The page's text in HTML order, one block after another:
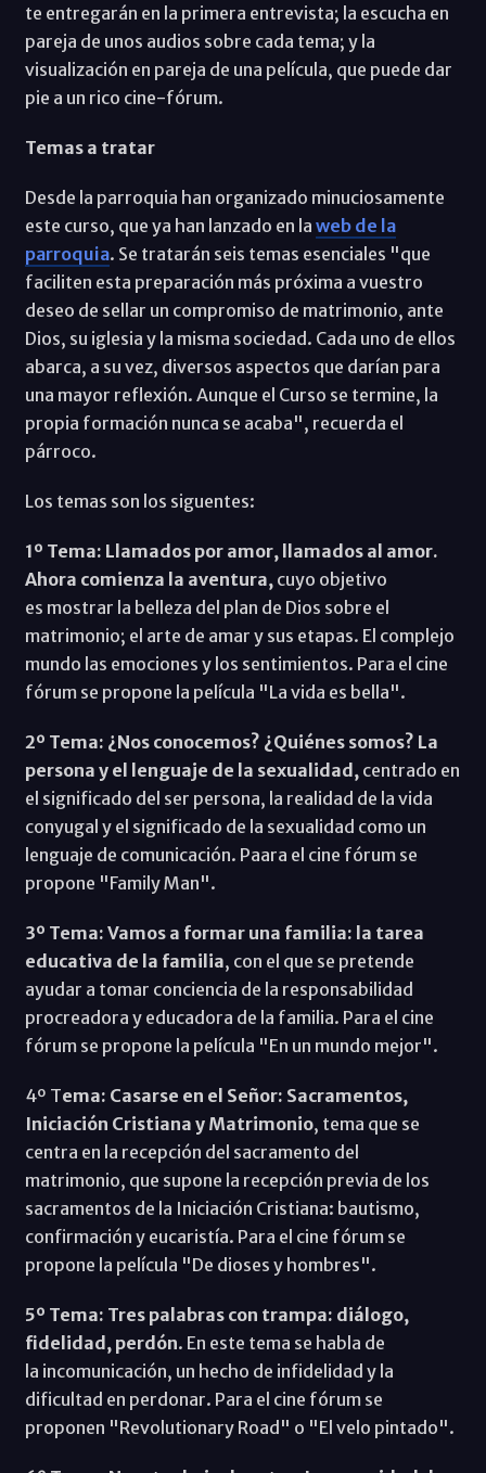
te entregarán en la primera entrevista; la escucha en
pareja de unos audios sobre cada tema; y la
visualización en pareja de una película, que puede dar
pie a un rico cine-fórum.
Temas a tratar
Desde la parroquia han organizado minuciosamente
este curso, que ya han lanzado en la web de la
parroquia. Se tratarán seis temas esenciales "que
faciliten esta preparación más próxima a vuestro
deseo de sellar un compromiso de matrimonio, ante
Dios, su iglesia y la misma sociedad. Cada uno de ellos
abarca, a su vez, diversos aspectos que darían para
una mayor reflexión. Aunque el Curso se termine, la
propia formación nunca se acaba", recuerda el
párroco.
Los temas son los siguentes:
1º Tema: Llamados por amor, llamados al amor.
Ahora comienza la aventura, cuyo objetivo
es mostrar la belleza del plan de Dios sobre el
matrimonio; el arte de amar y sus etapas. El complejo
mundo las emociones y los sentimientos. Para el cine
fórum se propone la película "La vida es bella".
2º Tema: ¿Nos conocemos? ¿Quiénes somos? La
persona y el lenguaje de la sexualidad, centrado en
el significado del ser persona, la realidad de la vida
conyugal y el significado de la sexualidad como un
lenguaje de comunicación. Paara el cine fórum se
propone "Family Man".
3º Tema: Vamos a formar una familia: la tarea
educativa de la familia, con el que se pretende
ayudar a tomar conciencia de la responsabilidad
procreadora y educadora de la familia. Para el cine
fórum se propone la película "En un mundo mejor".
4º Tema: Casarse en el Señor: Sacramentos,
Iniciación Cristiana y Matrimonio, tema que se
centra en la recepción del sacramento del
matrimonio, que supone la recepción previa de los
sacramentos de la Iniciación Cristiana: bautismo,
confirmación y eucaristía. Para el cine fórum se
propone la película "De dioses y hombres".
5º Tema: Tres palabras con trampa: diálogo,
fidelidad, perdón. En este tema se habla de
la incomunicación, un hecho de infidelidad y la
dificultad en perdonar. Para el cine fórum se
proponen "Revolutionary Road" o "El velo pintado".